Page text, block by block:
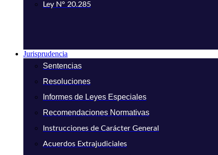
Ley N° 20.285
Jurisprudencia
Sentencias
Resoluciones
Informes de Leyes Especiales
Recomendaciones Normativas
Instrucciones de Carácter General
Acuerdos Extrajudiciales